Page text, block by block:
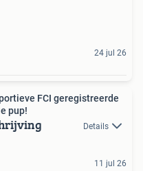
24 jul 26
FCI geregistreerde
pup!
Details
11 jul 26